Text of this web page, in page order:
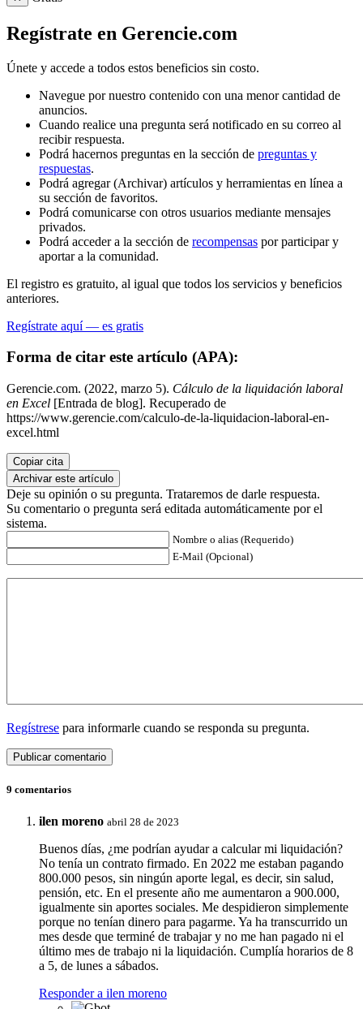
Regístrate en Gerencie.com
Únete y accede a todos estos beneficios sin costo.
Navegue por nuestro contenido con una menor cantidad de
anuncios.
Cuando realice una pregunta será notificado en su correo al
recibir respuesta.
Podrá hacernos preguntas en la sección de preguntas y
respuestas.
Podrá agregar (Archivar) artículos y herramientas en línea a
su sección de favoritos.
Podrá comunicarse con otros usuarios mediante mensajes
privados.
Podrá acceder a la sección de recompensas por participar y
aportar a la comunidad.
El registro es gratuito, al igual que todos los servicios y beneficios
anteriores.
Regístrate aquí — es gratis
Forma de citar este artículo (APA):
Gerencie.com. (2022, marzo 5). Cálculo de la liquidación laboral
en Excel [Entrada de blog]. Recuperado de
https://www.gerencie.com/calculo-de-la-liquidacion-laboral-en-
excel.html
Copiar cita
Archivar este artículo
Deje su opinión o su pregunta. Trataremos de darle respuesta.
Su comentario o pregunta será editada automáticamente por el
sistema.
Nombre o alias (Requerido)
E-Mail (Opcional)
Regístrese para informarle cuando se responda su pregunta.
9 comentarios
ilen moreno abril 28 de 2023
Buenos días, ¿me podrían ayudar a calcular mi liquidación?
No tenía un contrato firmado. En 2022 me estaban pagando
800.000 pesos, sin ningún aporte legal, es decir, sin salud,
pensión, etc. En el presente año me aumentaron a 900.000,
igualmente sin aportes sociales. Me despidieron simplemente
porque no tenían dinero para pagarme. Ya ha transcurrido un
mes desde que terminé de trabajar y no me han pagado ni el
último mes de trabajo ni la liquidación. Cumplía horarios de 8
a 5, de lunes a sábados.
Responder a ilen moreno